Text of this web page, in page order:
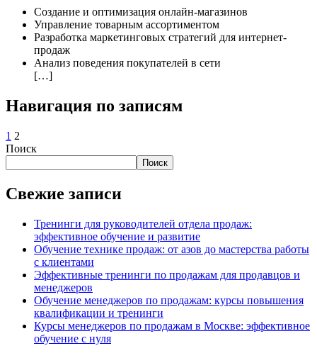
Создание и оптимизация онлайн-магазинов
Управление товарным ассортиментом
Разработка маркетинговых стратегий для интернет-
продаж
Анализ поведения покупателей в сети
[…]
Навигация по записям
1 2
Поиск
Поиск
Свежие записи
Тренинги для руководителей отдела продаж:
эффективное обучение и развитие
Обучение технике продаж: от азов до мастерства работы
с клиентами
Эффективные тренинги по продажам для продавцов и
менеджеров
Обучение менеджеров по продажам: курсы повышения
квалификации и тренинги
Курсы менеджеров по продажам в Москве: эффективное
обучение с нуля